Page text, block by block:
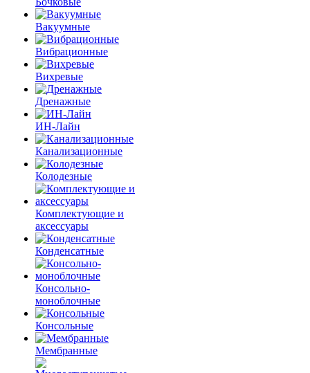
Вакуумные
Вибрационные
Вихревые
Дренажные
ИН-Лайн
Канализационные
Колодезные
Комплектующие и
аксессуары
Конденсатные
Консольно-
моноблочные
Консольные
Мембранные